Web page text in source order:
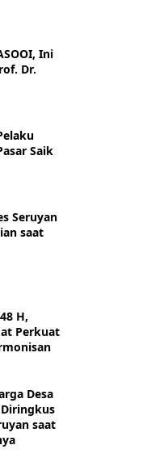
Ini
Dr.
Saik
Seruyan
saat
H,
Perkuat
Desa
saat